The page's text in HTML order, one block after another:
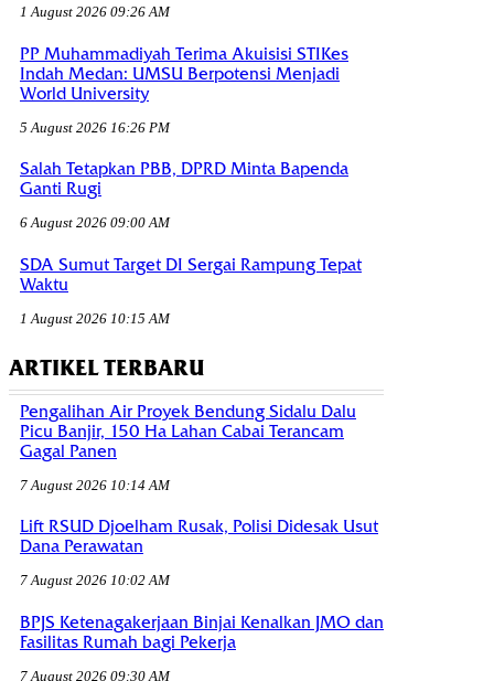
1 August 2026 09:26 AM
PP Muhammadiyah Terima Akuisisi STIKes
Indah Medan: UMSU Berpotensi Menjadi
World University
5 August 2026 16:26 PM
Salah Tetapkan PBB, DPRD Minta Bapenda
Ganti Rugi
6 August 2026 09:00 AM
SDA Sumut Target DI Sergai Rampung Tepat
Waktu
1 August 2026 10:15 AM
ARTIKEL TERBARU
Pengalihan Air Proyek Bendung Sidalu Dalu
Picu Banjir, 150 Ha Lahan Cabai Terancam
Gagal Panen
7 August 2026 10:14 AM
Lift RSUD Djoelham Rusak, Polisi Didesak Usut
Dana Perawatan
7 August 2026 10:02 AM
BPJS Ketenagakerjaan Binjai Kenalkan JMO dan
Fasilitas Rumah bagi Pekerja
7 August 2026 09:30 AM